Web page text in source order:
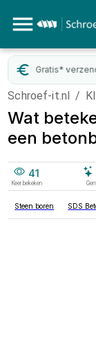
Gratis*
Schroef-it.nl /
Wat
een
41
Keer bekeken
Steen boren SDS